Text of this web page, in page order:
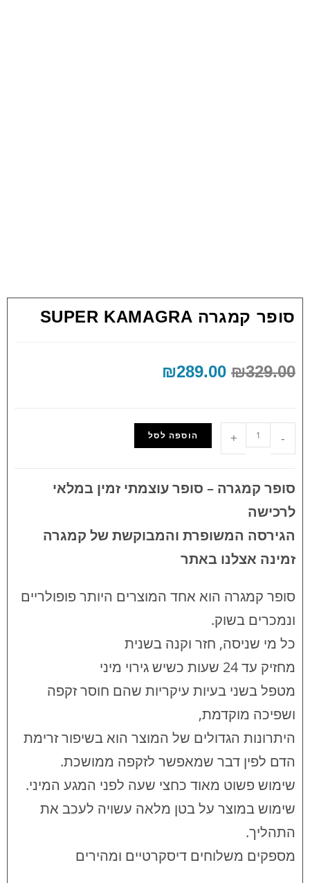
סופר קמגרה SUPER KAMAGRA
₪329.00
₪289.00
-
+ הוספה לסל
סופר קמגרה – סופר עוצמתי זמין במלאי
לרכישה
הגירסה המשופרת והמבוקשת של קמגרה
זמינה אצלנו באתר
סופר קמגרה הוא אחד המוצרים היותר פופולריים
ונמכרים בשוק.
כל מי שניסה, חזר וקנה בשנית
מחזיק עד 24 שעות כשיש גירוי מיני
מטפל בשני בעיות עיקריות שהם חוסר זקפה
ושפיכה מוקדמת,
היתרונות הגדולים של המוצר הוא בשיפור זרימת
הדם לפין דבר שמאפשר לזקפה ממושכת.
שימוש פשוט מאוד כחצי שעה לפני המגע המיני.
שימוש במוצר על בטן מלאה עשויה לעכב את
התהליך.
מספקים משלוחים דיסקרטיים ומהירים